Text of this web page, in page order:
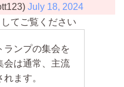
July 18, 2024
てご覧ください
ランプの集会を
会は通常、主流
ます。